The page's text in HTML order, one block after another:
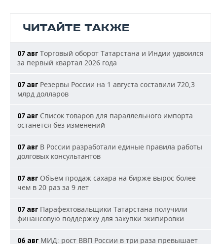
ЧИТАЙТЕ ТАКЖЕ
07 авг Торговый оборот Татарстана и Индии удвоился
за первый квартал 2026 года
07 авг Резервы России на 1 августа составили 720,3
млрд долларов
07 авг Список товаров для параллельного импорта
останется без изменений
07 авг В России разработали единые правила работы
долговых консультантов
07 авг Объем продаж сахара на бирже вырос более
чем в 20 раз за 9 лет
07 авг Парафехтовальщики Татарстана получили
финансовую поддержку для закупки экипировки
06 авг МИД: рост ВВП России в три раза превышает